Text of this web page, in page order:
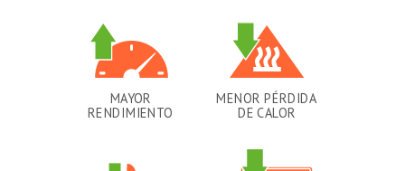
MAYOR
RENDIMIENTO
MENOR PÉRDIDA
DE CALOR